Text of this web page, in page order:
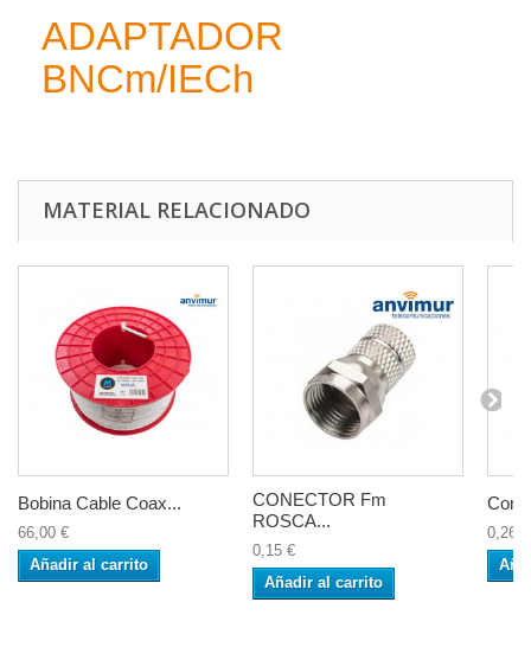
ADAPTADOR
BNCm/IECh
MATERIAL RELACIONADO
Bobina Cable Coax...
66,00 €
Añadir al carrito
CONECTOR Fm
ROSCA...
0,15 €
Añadir al carrito
0,26 €